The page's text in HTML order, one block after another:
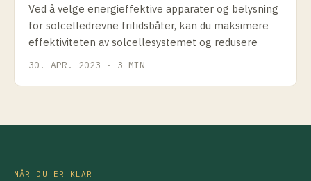
Ved å velge energieffektive apparater og belysning
for solcelledrevne fritidsbåter, kan du maksimere
effektiviteten av solcellesystemet og redusere
30. APR. 2023 · 3 MIN
NÅR DU ER KLAR